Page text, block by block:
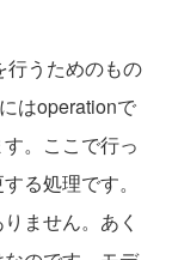
うためのもの
はoperationで
。ここで行っ
る処理です。
ません。あく